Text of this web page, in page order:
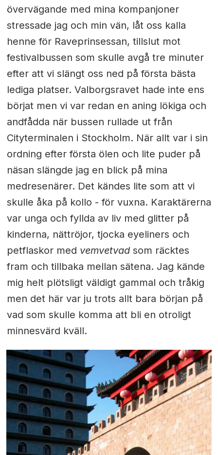
övervägande med mina kompanjoner
stressade jag och min vän, låt oss kalla
henne för Raveprinsessan, tillslut mot
festivalbussen som skulle avgå tre minuter
efter att vi slängt oss ned på första bästa
lediga platser. Valborgsravet hade inte ens
börjat men vi var redan en aning lökiga och
andfådda när bussen rullade ut från
Cityterminalen i Stockholm. När allt var i sin
ordning efter första ölen och lite puder på
näsan slängde jag en blick på mina
medresenärer. Det kändes lite som att vi
skulle åka på kollo - för vuxna. Karaktärerna
var unga och fyllda av liv med glitter på
kinderna, nättröjor, tjocka eyeliners och
petflaskor med vemvetvadsom räcktes
fram och tillbaka mellan sätena. Jag kände
mig helt plötsligt väldigt gammal och tråkig
men det här var ju trots allt bara början på
vad som skulle komma att bli en otroligt
minnesvärd kväll.